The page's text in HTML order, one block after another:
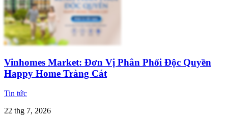
Vinhomes Market: Đơn Vị Phân Phối Độc Quyền
Happy Home Tràng Cát
Tin tức
22 thg 7, 2026